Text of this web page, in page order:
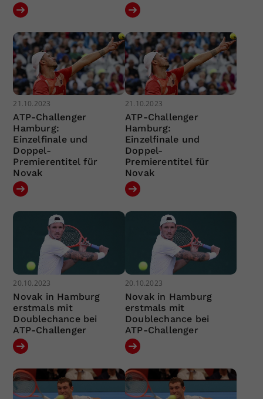
21.10.2023
ATP-Challenger
Hamburg:
Einzelfinale und
Doppel-
Premierentitel für
Novak
21.10.2023
ATP-Challenger
Hamburg:
Einzelfinale und
Doppel-
Premierentitel für
Novak
20.10.2023
Novak in Hamburg
erstmals mit
Doublechance bei
ATP-Challenger
20.10.2023
Novak in Hamburg
erstmals mit
Doublechance bei
ATP-Challenger